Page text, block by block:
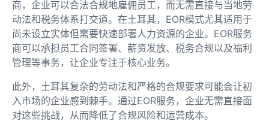
商，企业可以合法合规地雇佣员工，而无需直接与当地劳
动法和税务体系打交道。在土耳其，EOR模式尤其适用于
尚未设立实体但需要快速部署人力资源的企业。EOR服务
商可以承担员工合同签署、薪资发放、税务合规以及福利
管理等事务，让企业专注于核心业务。
此外，土耳其复杂的劳动法和严格的合规要求可能会让初
入市场的企业感到棘手。通过EOR服务，企业无需直接面
对这些挑战，从而降低了合规风险和运营成本。